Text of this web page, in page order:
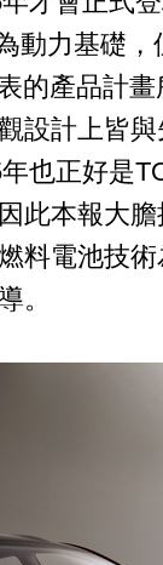
動力基礎
的產品計
設計上皆
也正好是
此本報大
料電池技
。